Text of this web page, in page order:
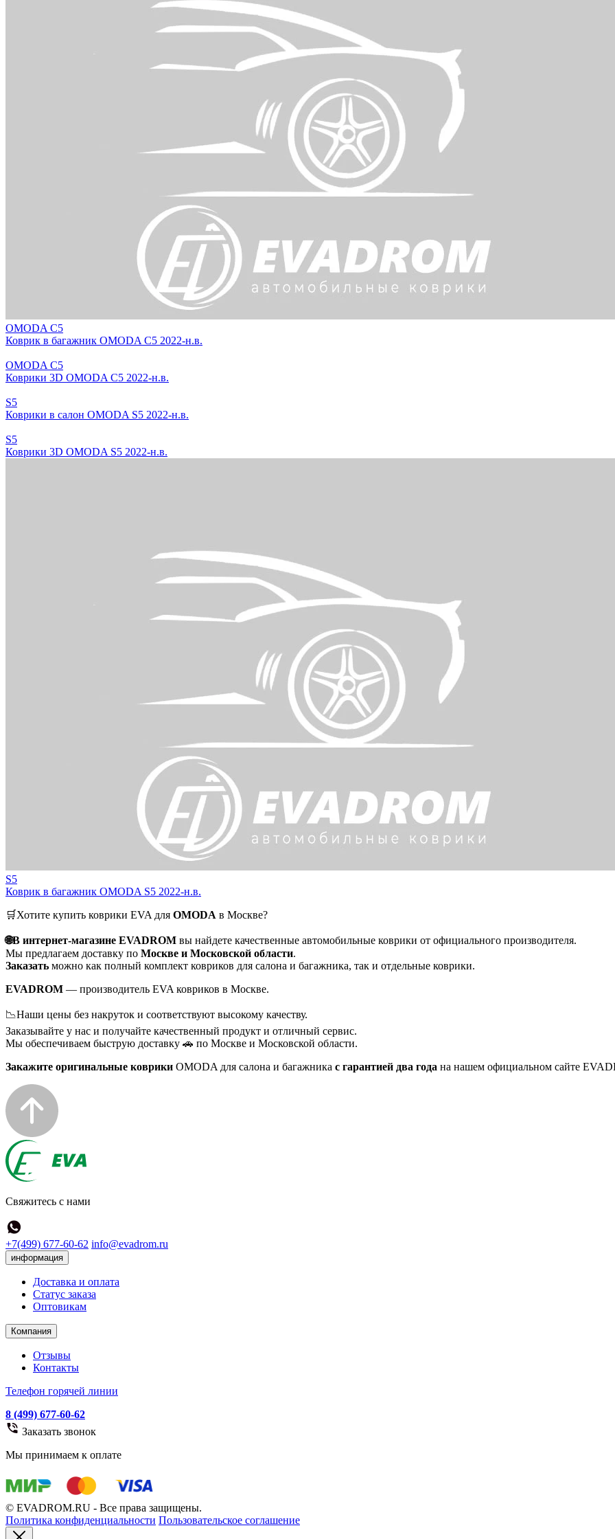
OMODA C5
Коврик в багажник OMODA C5 2022-н.в.
OMODA C5
Коврики 3D OMODA C5 2022-н.в.
S5
Коврики в салон OMODA S5 2022-н.в.
S5
Коврики 3D OMODA S5 2022-н.в.
S5
Коврик в багажник OMODA S5 2022-н.в.
🛒Хотите купить коврики EVA для OMODA в Москве?
🌐В интернет-магазине EVADROM вы найдете качественные автомобильные коврики от официального производителя.
Мы предлагаем доставку по Москве и Московской области.
Заказать можно как полный комплект ковриков для салона и багажника, так и отдельные коврики.
EVADROM — производитель EVA ковриков в Москве.
📉Наши цены без накруток и соответствуют высокому качеству.
Заказывайте у нас и получайте качественный продукт и отличный сервис.
Мы обеспечиваем быструю доставку 🚗 по Москве и Московской области.
Закажите оригинальные коврики OMODA для салона и багажника с гарантией два года на нашем официальном сайте
Свяжитесь с нами
+7(499) 677-60-62 info@evadrom.ru
информация
Доставка и оплата
Статус заказа
Оптовикам
Компания
Отзывы
Контакты
Телефон горячей линии
8 (499) 677-60-62
Заказать звонок
Мы принимаем к оплате
© EVADROM.RU - Все права защищены.
Политика конфиденциальности Пользовательское соглашение